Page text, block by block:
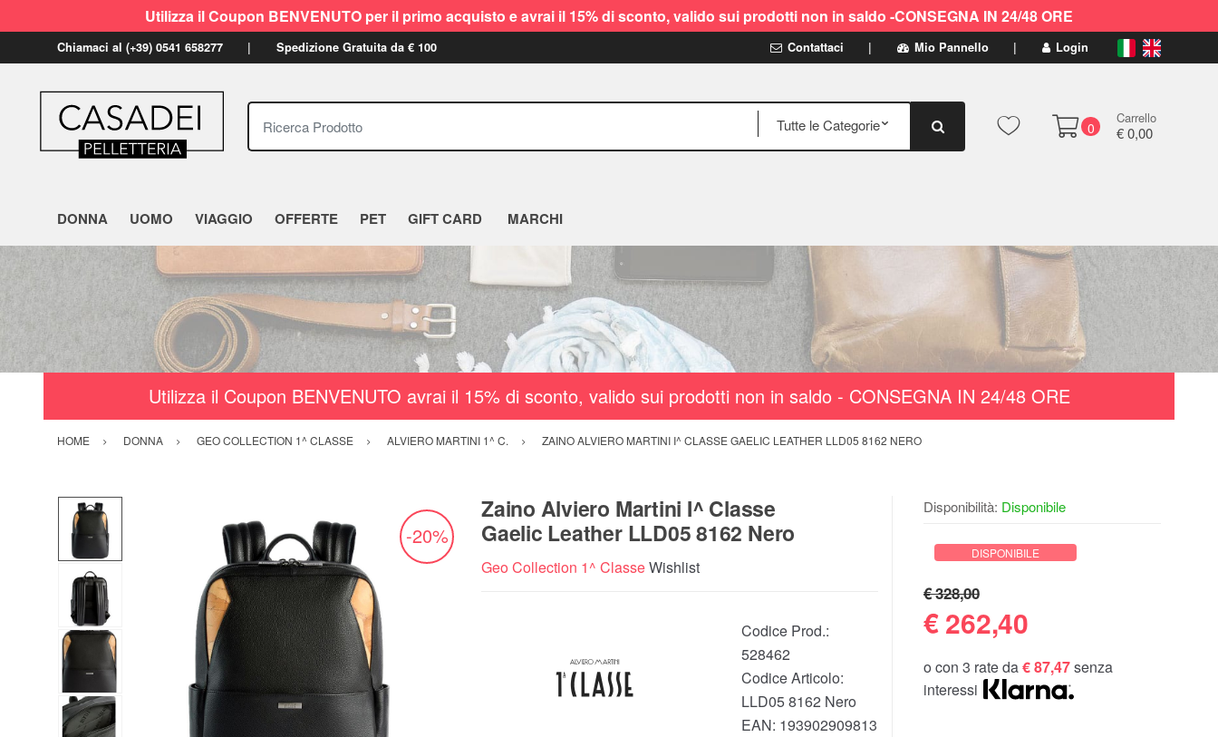
Utilizza il Coupon BENVENUTO per il primo acquisto e avrai il 15% di sconto, valido sui prodotti non in saldo -CONSEGNA IN 24/48 ORE
Chiamaci al (+39) 0541 658277 Spedizione Gratuita da € 100 Contattaci Mio Pannello Login
Ricerca Prodotto
0
Carrello
€ 0,00
DONNA UOMO VIAGGIO OFFERTE PET GIFT CARD MARCHI
Utilizza il Coupon BENVENUTO avrai il 15% di sconto, valido sui prodotti non in saldo - CONSEGNA IN 24/48 ORE
HOME DONNA GEO COLLECTION 1^ CLASSE ALVIERO MARTINI 1^ C. ZAINO ALVIERO MARTINI I^ CLASSE GAELIC LEATHER LLD05 8162 NERO
-20%
Zaino Alviero Martini I^ Classe
Gaelic Leather LLD05 8162 Nero
Geo Collection 1^ ClasseWishlist
Codice Prod.:
528462
Codice Articolo:
LLD05 8162 Nero
EAN: 193902909813
Disponibilità: Disponibile
DISPONIBILE
€ 328,00
€262,40
o con 3 rate da€ 87,47senza
interessi